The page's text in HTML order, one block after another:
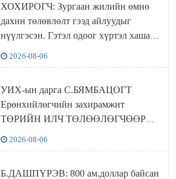
ХОХИРОГЧ: Зургаан жилийн өмнө
дахин төлөвлөлт гээд айлуудыг
нүүлгэсэн. Гэтэл одоог хүртэл хашаа
2026-08-06
УИХ-ын дарга С.БЯМБАЦОГТ
Ерөнхийлөгчийн захирамжит
ТӨРИЙН ИЛЧ ТӨЛӨӨЛӨГЧӨӨР
2026-08-06
Б.ДАШПҮРЭВ: 800 ам.доллар байсан